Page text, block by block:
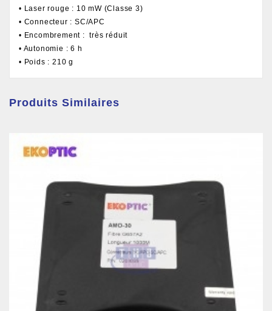
• Laser rouge : 10 mW (Classe 3)
• Connecteur : SC/APC
• Encombrement : très réduit
• Autonomie : 6 h
• Poids : 210 g
Produits Similaires